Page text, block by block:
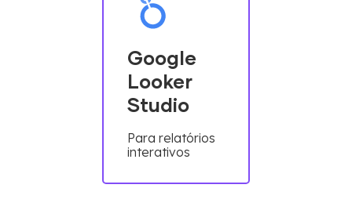
Google
Looker
Studio
Para relatórios
interativos